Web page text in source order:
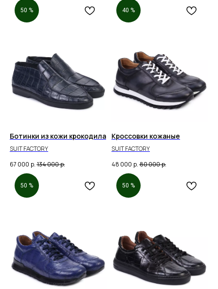
50 %
Ботинки из кожи крокодила
SUIT FACTORY
67 000 р. 134 000р.
40 %
Кроссовки кожаные
SUIT FACTORY
48 000 р. 80 000р.
50 % 50 %